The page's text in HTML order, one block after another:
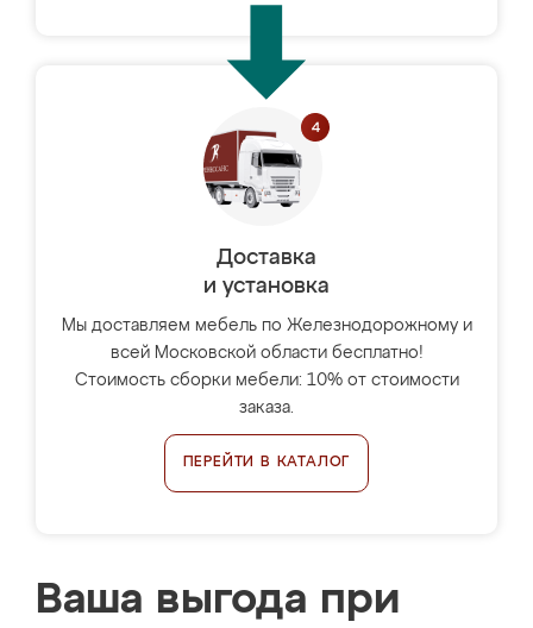
Доставка
и установка
Мы доставляем мебель по Железнодорожному и
всей Московской области бесплатно!
Стоимость сборки мебели: 10% от стоимости
заказа.
ПЕРЕЙТИ В КАТАЛОГ
Ваша выгода при